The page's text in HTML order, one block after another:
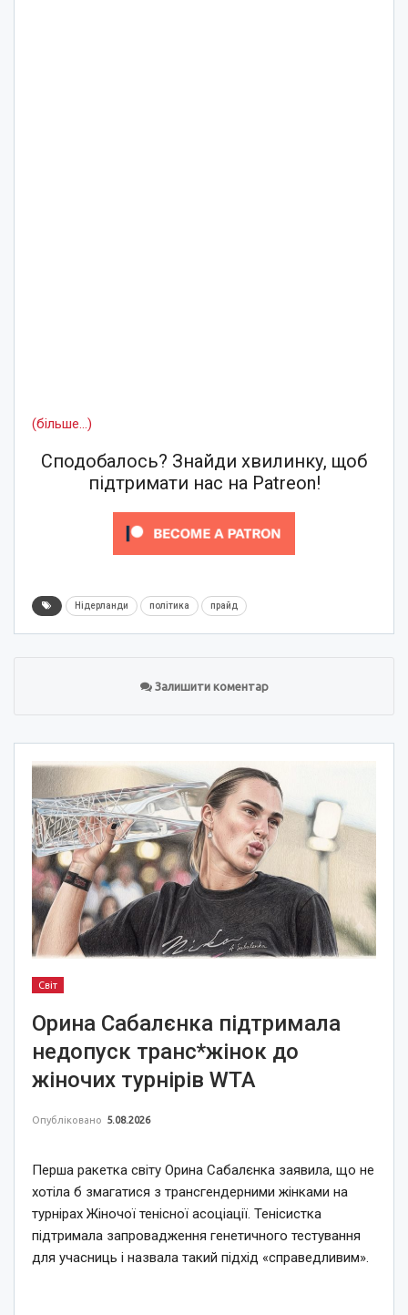
(більше…)
Сподобалось? Знайди хвилинку, щоб
підтримати нас на Patreon!
Нідерланди політика прайд
Залишити коментар
Світ
Орина Сабалєнка підтримала
недопуск транс*жінок до
жіночих турнірів WTA
Опубліковано 5.08.2026
Перша ракетка світу Орина Сабалєнка заявила, що не
хотіла б змагатися з трансгендерними жінками на
турнірах Жіночої тенісної асоціації. Тенісистка
підтримала запровадження генетичного тестування
для учасниць і назвала такий підхід «справедливим».